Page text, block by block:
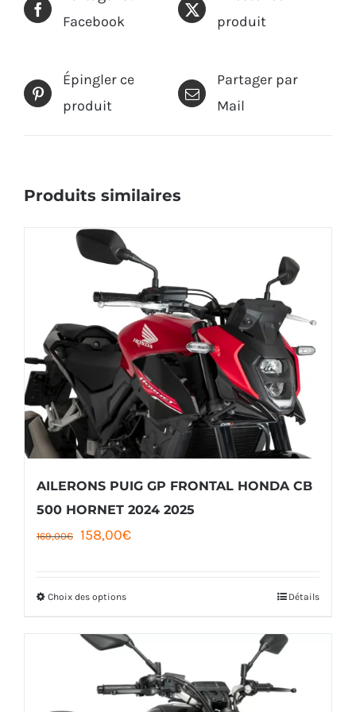
Facebook
produit
Épingler ce
produit
Partager par
Mail
Produits similaires
AILERONS PUIG GP FRONTAL HONDA CB
500 HORNET 2024 2025
169,00€ Le
169,00€.
158,00€Le
158,00€.
Choix des optionsCe
a
plusieurs
variations.
Détails